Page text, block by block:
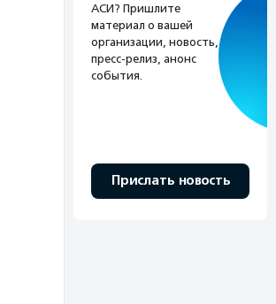
АСИ? Пришлите
материал о вашей
организации, новость,
пресс-релиз, анонс
события.
Прислать новость